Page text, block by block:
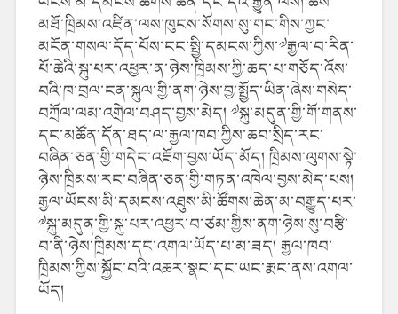
མཐོ་ཁྲིམས་འཛིན་ལས་ཁུངས་སོགས་སུ་གང་གིས་ཀྱང་
མངོན་གསལ་དོད་པོས་ངང་སྤྱི་དམངས་ཀྱིས་༧རྒྱལ་བ་རིན་
པོ་ཆེའི་སྐུ་པར་འཕྱར་ན་ཉེས་ཁྲིམས་ཀྱི་ཆད་པ་གཅོད་འོས་
བའི་ཁ་བྲལ་ངན་སྐུལ་གྱི་ནག་ཉེས་བྱ་སྤྱོད་ཡིན་ཞེས་གསེད་
བཀྲོལ་ལམ་འགྲེལ་བཤད་བྱས་མེད། ༧སྐུ་མདུན་གྱི་གོ་གནས་
དང་མཚོན་དོན་ཐད་ལ་རྒྱལ་ཁབ་ཀྱིས་ཆབ་སྲིད་རང་
བཞིན་ཅན་གྱི་གདེང་འཇོག་བྱས་ཡོད་མོད། ཁྲིམས་ལུགས་སྟེ་
ཉེས་ཁྲིམས་རང་བཞིན་ཅན་གྱི་གཏན་འཁེལ་བྱས་མེད་པས།
རྒྱལ་ཡོངས་མི་དམངས་འཐུས་མི་ཚོགས་ཆེན་མ་བརྒྱུད་པར་
༧སྐུ་མདུན་གྱི་སྐུ་པར་འཕྱར་བ་ཙམ་གྱིས་ནག་ཉེས་སུ་བརྩི་
བ་ནི་ཉེས་ཁྲིམས་དང་འགལ་ཡོད་པ་མ་ཟད། རྒྱལ་ཁབ་
ཁྲིམས་ཀྱིས་སྐྱོང་བའི་འཆར་སྣང་དང་ཡང་རྨང་ནས་འགལ་
ཡོད།